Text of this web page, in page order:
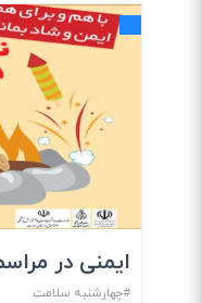
ایمنی در
#چهارشنبه سلامت